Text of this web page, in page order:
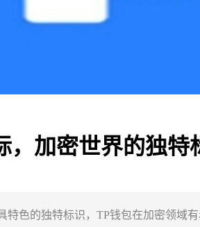
，加密世界的独特
特色的独特标识，TP钱包在加密领域